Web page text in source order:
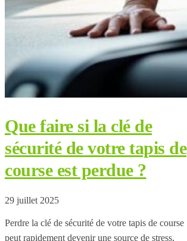
Que faire si la clé de
sécurité de votre tapis de
course est perdue ?
29 juillet 2025
Perdre la clé de sécurité de votre tapis de course
peut rapidement devenir une source de stress,